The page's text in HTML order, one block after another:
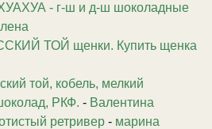
- г-ш и д-ш шоколадные
ТОЙ щенки. Купить щенка
той, кобель, мелкий
РКФ. - Валентина
ретривер - марина